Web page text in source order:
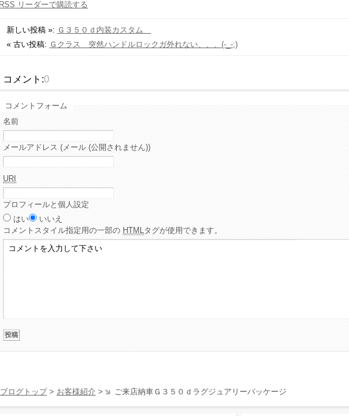
新しい投稿 »: Ｇ３５０ｄ内装カスタム
« 古い投稿: Ｇクラス 突然ハンドルロックガ外れない、、、(-_-;)
コメント:0
コメントフォーム
名前
メールアドレス (メール (公開されません))
URI
プロフィールと個人設定
はい
いいえ
コメント スタイル指定用の一部の HTMLタグが使用できます。
ブログトップ> お客様紹介 > ご来店納車Ｇ３５０ｄラグジュアリーパッケージ